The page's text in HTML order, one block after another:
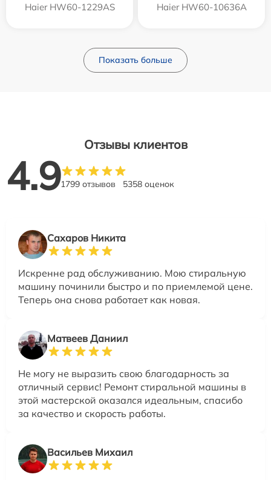
Haier HW60-1229AS Haier HW60-10636A
Показать больше
Отзывы клиентов
4.91799 отзывов 5358 оценок
Сахаров Никита
Искренне рад обслуживанию. Мою стиральную
машину починили быстро и по приемлемой цене.
Теперь она снова работает как новая.
Матвеев Даниил
Не могу не выразить свою благодарность за
отличный сервис! Ремонт стиральной машины в
этой мастерской оказался идеальным, спасибо
за качество и скорость работы.
Васильев Михаил